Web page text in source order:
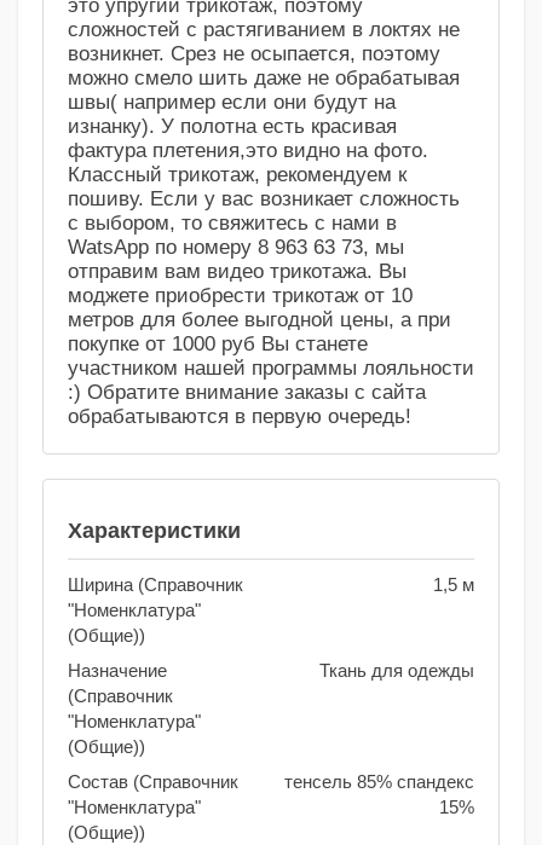
это упругий трикотаж, поэтому
сложностей с растягиванием в локтях не
возникнет. Срез не осыпается, поэтому
можно смело шить даже не обрабатывая
швы( например если они будут на
изнанку). У полотна есть красивая
фактура плетения,это видно на фото.
Классный трикотаж, рекомендуем к
пошиву. Если у вас возникает сложность
с выбором, то свяжитесь с нами в
WatsApp по номеру 8 963 63 73, мы
отправим вам видео трикотажа. Вы
моджете приобрести трикотаж от 10
метров для более выгодной цены, а при
покупке от 1000 руб Вы станете
участником нашей программы лояльности
:) Обратите внимание заказы с сайта
обрабатываются в первую очередь!
Характеристики
Ширина (Справочник
"Номенклатура"
(Общие))
1,5 м
Назначение
(Справочник
"Номенклатура"
(Общие))
Ткань для одежды
Состав (Справочник
"Номенклатура"
(Общие))
тенсель 85% спандекс
15%